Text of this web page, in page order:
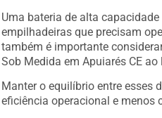
Uma bateria de alta
empilhadeiras que precisam
também é importante
Sob Medida em Apuiarés CE
Manter o equilíbrio entre esses
eficiência operacional e menos